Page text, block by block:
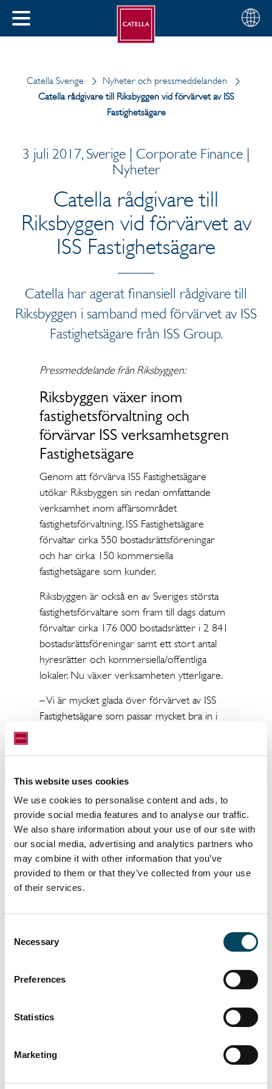
This website uses cookies
We use cookies to personalise content and ads, to
provide social media features and to analyse our traffic.
We also share information about your use of our site with
our social media, advertising and analytics partners who
may combine it with other information that you’ve
provided to them or that they’ve collected from your use
of their services.
Selection
Necessary
Preferences
Statistics
Marketing
STÄNG
Välj
din
Svenska
Catella Sverige
Nyheter och pressmeddelanden
Catella rådgivare till Riksbyggen vid förvärvet av ISS
Fastighetsägare
3 juli 2017, Sverige | Corporate Finance |
Nyheter
Catella rådgivare till
Riksbyggen vid förvärvet av
ISS Fastighetsägare
Catella har agerat finansiell rådgivare till
Riksbyggen i samband med förvärvet av ISS
Fastighetsägare från ISS Group.
Pressmeddelande från Riksbyggen:
Riksbyggen växer inom
fastighetsförvaltning och
förvärvar ISS verksamhetsgren
Fastighetsägare
Genom att förvärva ISS Fastighetsägare
utökar Riksbyggen sin redan omfattande
verksamhet inom affärsområdet
fastighetsförvaltning. ISS Fastighetsägare
förvaltar cirka 550 bostadsrättsföreningar
och har cirka 150 kommersiella
fastighetsägare som kunder.
Riksbyggen är också en av Sveriges största
fastighetsförvaltare som fram till dags datum
förvaltar cirka 176 000 bostadsrätter i 2 841
bostadsrättsföreningar samt ett stort antal
hyresrätter och kommersiella/offentliga
lokaler. Nu växer verksamheten ytterligare.
– Vi är mycket glada över förvärvet av ISS
Fastighetsägare som passar mycket bra in i
vår fastighetsförvaltning och genom
förvärvet stärker vi vår position på
marknaden ytterligare, säger Eric Stuart, chef
för Riksbyggens affärsområde
Fastighetsförvaltning.
ISS Fastighetsägare är en verksamhet inom
ISS Sverige som i huvudsak arbetar med
bostadsrättsföreningar. Verksamheten är i
Stockholm och Göteborg. Huvudkontoret
Fastighetsägare 74 anställda och omsätter 85
– ISS Fastighetsägare är en mycket
medarbetare och förvärvet är en viktig del
växa inom området fastighetsförvaltning,